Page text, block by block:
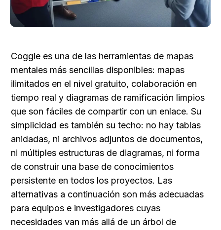
Coggle es una de las herramientas de mapas
mentales más sencillas disponibles: mapas
ilimitados en el nivel gratuito, colaboración en
tiempo real y diagramas de ramificación limpios
que son fáciles de compartir con un enlace. Su
simplicidad es también su techo: no hay tablas
anidadas, ni archivos adjuntos de documentos,
ni múltiples estructuras de diagramas, ni forma
de construir una base de conocimientos
persistente en todos los proyectos. Las
alternativas a continuación son más adecuadas
para equipos e investigadores cuyas
necesidades van más allá de un árbol de